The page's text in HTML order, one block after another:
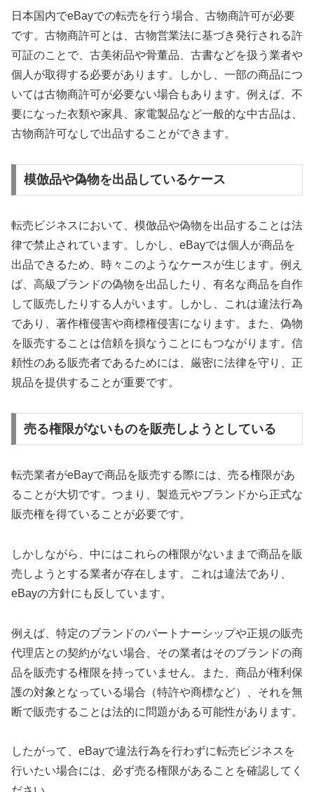
日本国内でeBayでの転売を行う場合、古物商許可が必要
です。古物商許可とは、古物営業法に基づき発行される許
可証のことで、古美術品や骨董品、古書などを扱う業者や
個人が取得する必要があります。しかし、一部の商品につ
いては古物商許可が必要ない場合もあります。例えば、不
要になった衣類や家具、家電製品など一般的な中古品は、
古物商許可なしで出品することができます。
模倣品や偽物を出品しているケース
転売ビジネスにおいて、模倣品や偽物を出品することは法
律で禁止されています。しかし、eBayでは個人が商品を
出品できるため、時々このようなケースが生じます。例え
ば、高級ブランドの偽物を出品したり、有名な商品を自作
して販売したりする人がいます。しかし、これは違法行為
であり、著作権侵害や商標権侵害になります。また、偽物
を販売することは信頼を損なうことにもつながります。信
頼性のある販売者であるためには、厳密に法律を守り、正
規品を提供することが重要です。
売る権限がないものを販売しようとしている
転売業者がeBayで商品を販売する際には、売る権限があ
ることが大切です。つまり、製造元やブランドから正式な
販売権を得ていることが必要です。
しかしながら、中にはこれらの権限がないままで商品を販
売しようとする業者が存在します。これは違法であり、
eBayの方針にも反しています。
例えば、特定のブランドのパートナーシップや正規の販売
代理店との契約がない場合、その業者はそのブランドの商
品を販売する権限を持っていません。また、商品が権利保
護の対象となっている場合（特許や商標など）、それを無
断で販売することは法的に問題がある可能性があります。
したがって、eBayで違法行為を行わずに転売ビジネスを
行いたい場合には、必ず売る権限があることを確認してく